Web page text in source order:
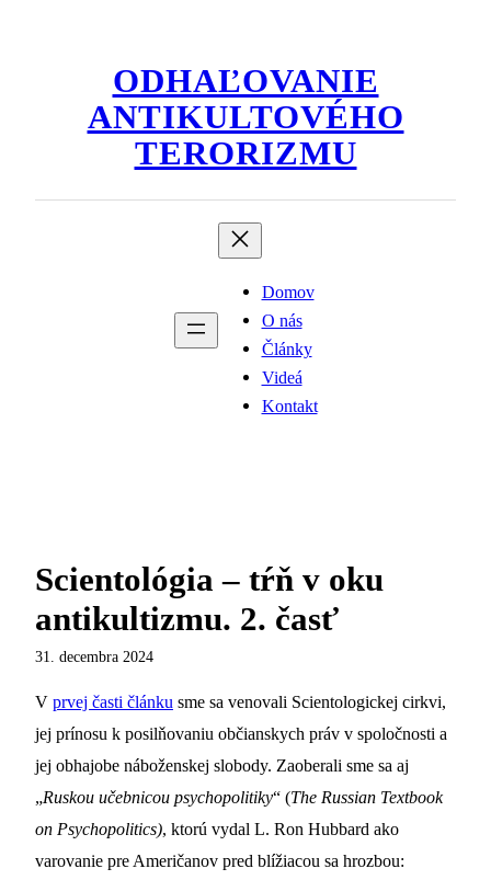
ODHAĽOVANIE
ANTIKULTOVÉHO
TERORIZMU
Domov
O nás
Články
Videá
Kontakt
Scientológia – tŕň v oku
antikultizmu. 2. časť
31. decembra 2024
V prvej časti článku sme sa venovali Scientologickej cirkvi,
jej prínosu k posilňovaniu občianskych práv v spoločnosti a
jej obhajobe náboženskej slobody. Zaoberali sme sa aj
„Ruskou učebnicou psychopolitiky“ (The Russian Textbook
on Psychopolitics), ktorú vydal L. Ron Hubbard ako
varovanie pre Američanov pred blížiacou sa hrozbou: